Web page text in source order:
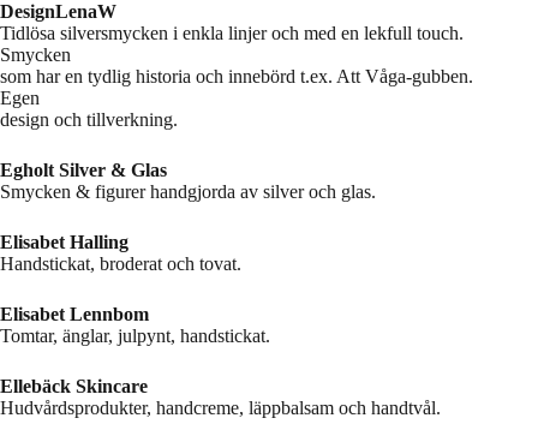
DesignLenaW
Tidlösa silversmycken i enkla linjer och med en lekfull touch.
Smycken
som har en tydlig historia och innebörd t.ex. Att Våga-gubben.
Egen
design och tillverkning.
Egholt Silver & Glas
Smycken & figurer handgjorda av silver och glas.
Elisabet Halling
Handstickat, broderat och tovat.
Elisabet Lennbom
Tomtar, änglar, julpynt, handstickat.
Ellebäck Skincare
Hudvårdsprodukter, handcreme, läppbalsam och handtvål.